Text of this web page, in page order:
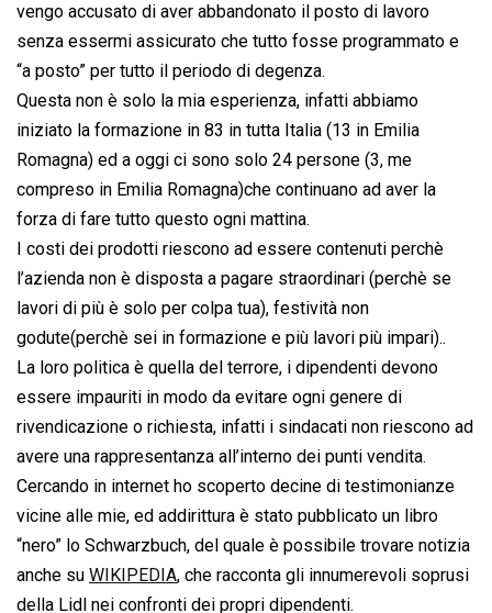
vengo accusato di aver abbandonato il posto di lavoro
senza essermi assicurato che tutto fosse programmato e
“a posto” per tutto il periodo di degenza.
Questa non è solo la mia esperienza, infatti abbiamo
iniziato la formazione in 83 in tutta Italia (13 in Emilia
Romagna) ed a oggi ci sono solo 24 persone (3, me
compreso in Emilia Romagna)che continuano ad aver la
forza di fare tutto questo ogni mattina.
I costi dei prodotti riescono ad essere contenuti perchè
l’azienda non è disposta a pagare straordinari (perchè se
lavori di più è solo per colpa tua), festività non
godute(perchè sei in formazione e più lavori più impari)..
La loro politica è quella del terrore, i dipendenti devono
essere impauriti in modo da evitare ogni genere di
rivendicazione o richiesta, infatti i sindacati non riescono ad
avere una rappresentanza all’interno dei punti vendita.
Cercando in internet ho scoperto decine di testimonianze
vicine alle mie, ed addirittura è stato pubblicato un libro
“nero” lo Schwarzbuch, del quale è possibile trovare notizia
anche su WIKIPEDIA, che racconta gli innumerevoli soprusi
della Lidl nei confronti dei propri dipendenti.